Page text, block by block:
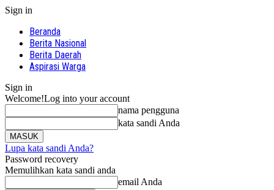
Sign in
Beranda
Berita Nasional
Berita Daerah
Aspirasi Warga
Sign in
Welcome!Log into your account
nama pengguna
kata sandi Anda
Lupa kata sandi Anda?
Password recovery
Memulihkan kata sandi anda
email Anda